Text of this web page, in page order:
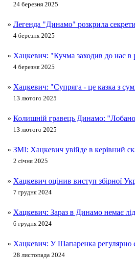
24 березня 2025
» Легенда "Динамо" розкрила
4 березня 2025
» Хацкевич: "Кучма заходив до нас в
4 березня 2025
» Хацкевич: "Супряга - це казка з
13 лютого 2025
» Колишній гравець Динамо:
13 лютого 2025
» ЗМІ: Хацкевич увійде в керівний
2 січня 2025
» Хацкевич оцінив виступ збірної
7 грудня 2024
» Хацкевич: Зараз в Динамо немає
6 грудня 2024
» Хацкевич: У Шапаренка регулярно
28 листопада 2024